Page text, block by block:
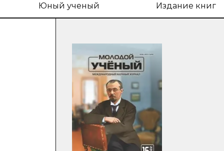
Юный ученый Издание книг